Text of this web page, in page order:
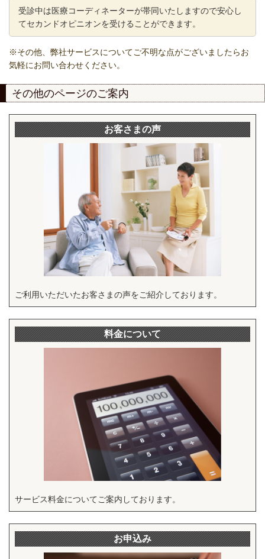
受診中は医療コーディネーターが帯同いたしますので安心し
てセカンドオピニオンを受けることができます。
※その他、弊社サービスについてご不明な点がございましたらお
気軽にお問い合わせください。
その他のページのご案内
お客さまの声
ご利用いただいたお客さまの声をご紹介しております。
料金について
サービス料金についてご案内しております。
お申込み